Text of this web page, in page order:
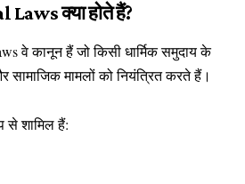
Laws क्या होते हैं?
वे कानून हैं जो किसी धार्मिक समुदाय के
सामाजिक मामलों को नियंत्रित करते हैं।
से शामिल हैं: